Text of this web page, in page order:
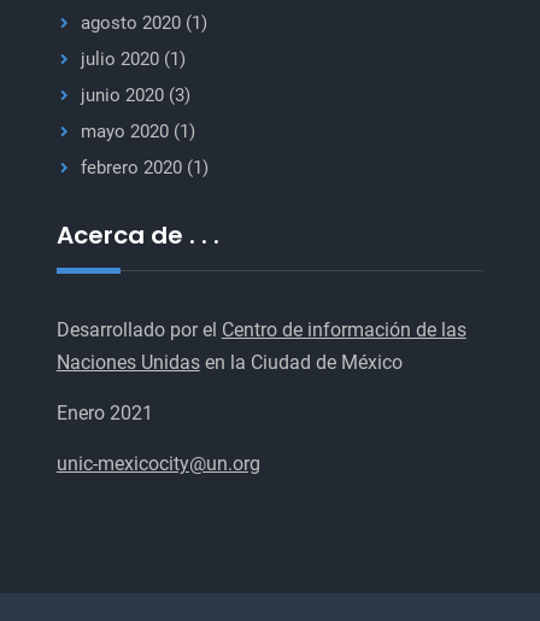
agosto 2020(1)
julio 2020(1)
junio 2020(3)
mayo 2020(1)
febrero 2020(1)
Acerca de . . .
Desarrollado por el Centro de información de las
Naciones Unidasen la Ciudad de México
Enero 2021
unic-mexicocity@un.org